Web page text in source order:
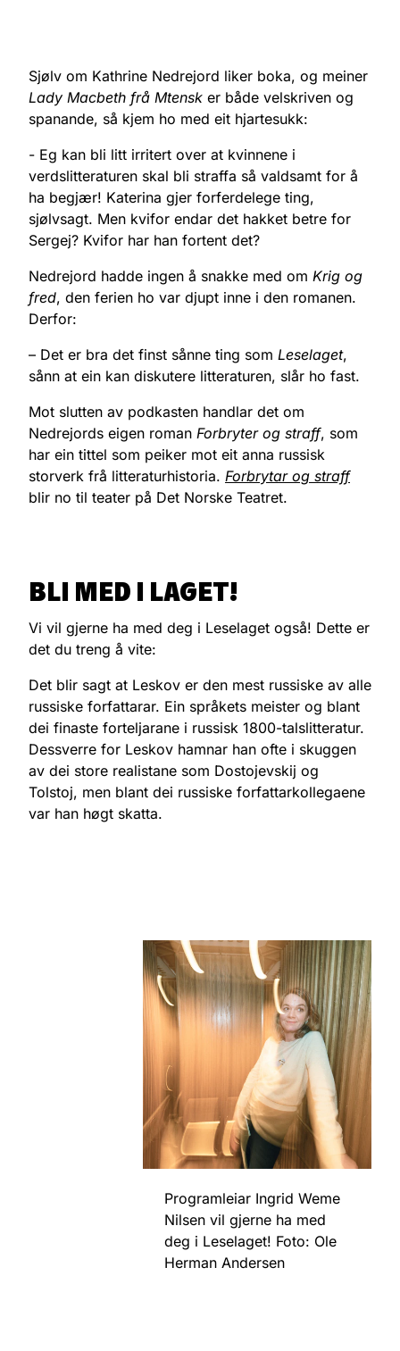
Sjølv om Kathrine Nedrejord liker boka, og meiner
Lady Macbeth frå Mtensk er både velskriven og
spanande, så kjem ho med eit hjartesukk:
- Eg kan bli litt irritert over at kvinnene i
verdslitteraturen skal bli straffa så valdsamt for å
ha begjær! Katerina gjer forferdelege ting,
sjølvsagt. Men kvifor endar det hakket betre for
Sergej? Kvifor har han fortent det?
Nedrejord hadde ingen å snakke med om Krig og
fred, den ferien ho var djupt inne i den romanen.
Derfor:
– Det er bra det finst sånne ting som Leselaget,
sånn at ein kan diskutere litteraturen, slår ho fast.
Mot slutten av podkasten handlar det om
Nedrejords eigen roman Forbryter og straff, som
har ein tittel som peiker mot eit anna russisk
storverk frå litteraturhistoria. Forbrytar og straff
blir no til teater på Det Norske Teatret.
BLI MED I LAGET!
Vi vil gjerne ha med deg i Leselaget også! Dette er
det du treng å vite:
Det blir sagt at Leskov er den mest russiske av alle
russiske forfattarar. Ein språkets meister og blant
dei finaste forteljarane i russisk 1800-talslitteratur.
Dessverre for Leskov hamnar han ofte i skuggen
av dei store realistane som Dostojevskij og
Tolstoj, men blant dei russiske forfattarkollegaene
var han høgt skatta.
Programleiar Ingrid Weme
Nilsen vil gjerne ha med
deg i Leselaget! Foto: Ole
Herman Andersen